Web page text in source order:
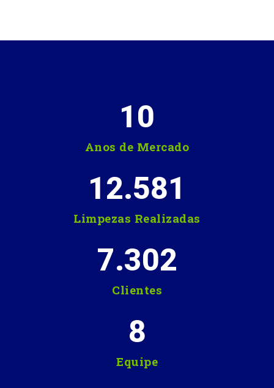
Anos de Mercado
10
Limpezas Realizadas
12.581
Clientes
7.302
Equipe
8